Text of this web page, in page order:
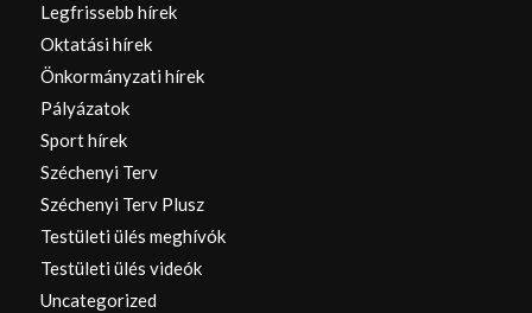
Legfrissebb hírek
Oktatási hírek
Önkormányzati hírek
Pályázatok
Sport hírek
Széchenyi Terv
Széchenyi Terv Plusz
Testületi ülés meghívók
Testületi ülés videók
Uncategorized